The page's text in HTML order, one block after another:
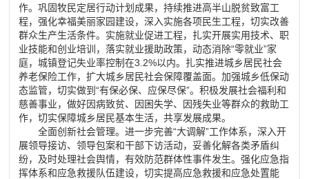
作。巩固牧民定居行动计划成果，持续推进高半山脱贫致富工
程，强化幸福美丽家园建设，深入实施各项民生工程，切实改善
群众生产生活条件。实施就业促进工程，扎实开展实用技术、职
业技能和创业培训，落实就业援助政策，动态消除“零就业”家
庭，城镇登记失业率控制在3.2%以内。扎实推进城乡居民社会
养老保险工作，扩大城乡居民社会保障覆盖面。加强城乡低保动
态监管，切实做到“有保必保、应保尽保”。积极发展社会福利和
慈善事业，做好因病致贫、因困失学、因残失业等群众的救助工
作，切实保障城乡居民基本生活，共享发展成果。
全面创新社会管理。进一步完善“大调解”工作体系，深入开
展领导接访、领导包案和干部下访活动，妥善化解各类矛盾纠
纷，及时处理社会舆情，有效防范群体性事件发生。强化应急指
挥体系和应急救援队伍建设，切实提高应急救援和应急处置能